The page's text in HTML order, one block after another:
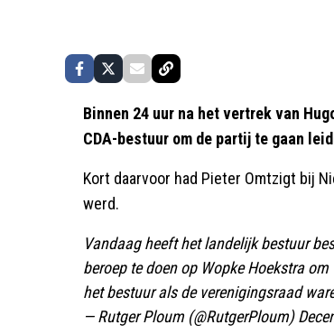
Binnen 24 uur na het vertrek van
CDA-bestuur om de partij te gaan
Kort daarvoor had Pieter Omtzigt bij
werd.
Vandaag heeft het landelijk bestuur
beroep te doen op Wopke Hoekstra
het bestuur als de verenigingsraad
— Rutger Ploum (@RutgerPloum)